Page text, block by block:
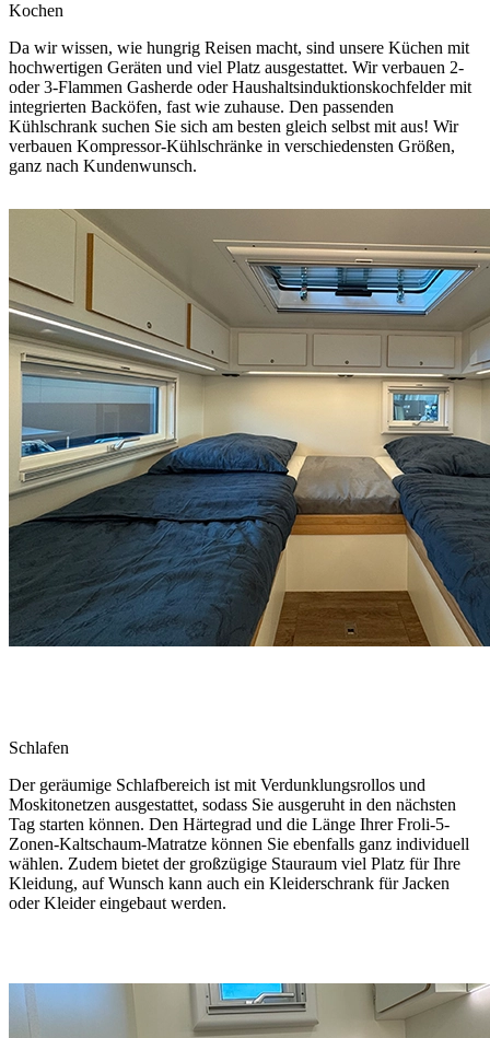
Kochen
Da wir wissen, wie hungrig Reisen macht, sind unsere Küchen mit
hochwertigen Geräten und viel Platz ausgestattet. Wir verbauen 2-
oder 3-Flammen Gasherde oder Haushaltsinduktionskochfelder mit
integrierten Backöfen, fast wie zuhause. Den passenden
Kühlschrank suchen Sie sich am besten gleich selbst mit aus! Wir
verbauen Kompressor-Kühlschränke in verschiedensten Größen,
ganz nach Kundenwunsch.
Schlafen
Der geräumige Schlafbereich ist mit Verdunklungsrollos und
Moskitonetzen ausgestattet, sodass Sie ausgeruht in den nächsten
Tag starten können. Den Härtegrad und die Länge Ihrer Froli-5-
Zonen-Kaltschaum-Matratze können Sie ebenfalls ganz individuell
wählen. Zudem bietet der großzügige Stauraum viel Platz für Ihre
Kleidung, auf Wunsch kann auch ein Kleiderschrank für Jacken
oder Kleider eingebaut werden.